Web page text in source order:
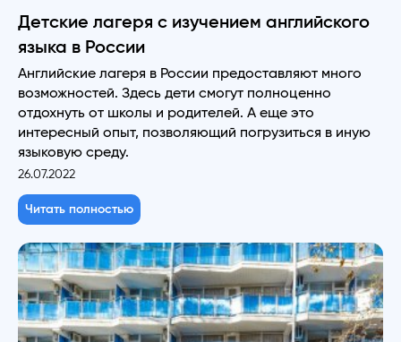
Детские лагеря с изучением английского
языка в России
Английские лагеря в России предоставляют много
возможностей. Здесь дети смогут полноценно
отдохнуть от школы и родителей. А еще это
интересный опыт, позволяющий погрузиться в иную
языковую среду.
26.07.2022
Читать полностью